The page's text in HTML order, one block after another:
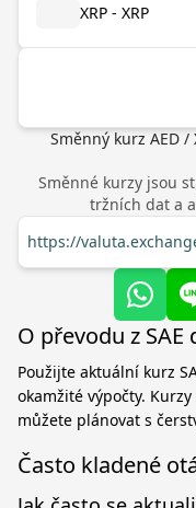
XRP - XRP
Směnný kurz AED /
Směnné kurzy jsou
tržních dat a
https://
O převodu z SAE
Použijte aktuální kurz
okamžité výpočty.
můžete plánovat s
Často kladené